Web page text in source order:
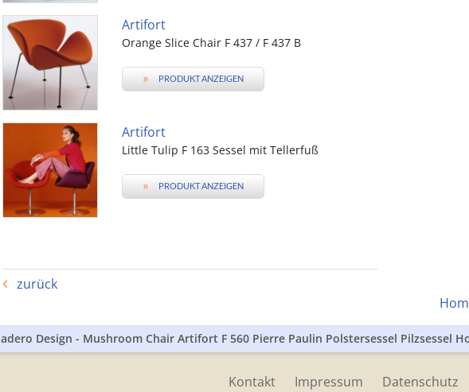
Artifort
Orange Slice Chair F 437 / F 437 B
» PRODUKT ANZEIGEN
Artifort
Little Tulip F 163 Sessel mit Tellerfuß
» PRODUKT ANZEIGEN
zurück
adero Design - Mushroom Chair Artifort F 560 Pierre Paulin Polstersessel Pilzsessel
Kontakt Impressum Datenschutz